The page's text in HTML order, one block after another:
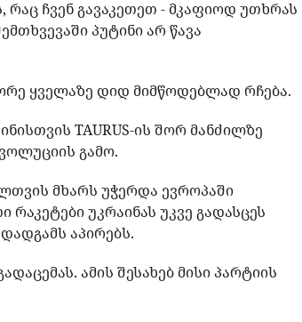
ჩვენ გავაკეთეთ - მკაფიოდ უთხრას
პუტინი არ წავა
ყველაზე დიდ მიმწოდებლად რჩება.
TAURUS-ის შორ მანძილზე
გამო.
მხარს უჭერდა ევროპაში
უკრაინას უკვე გადასცეს
აპირებს.
ამის შესახებ მისი პარტიის